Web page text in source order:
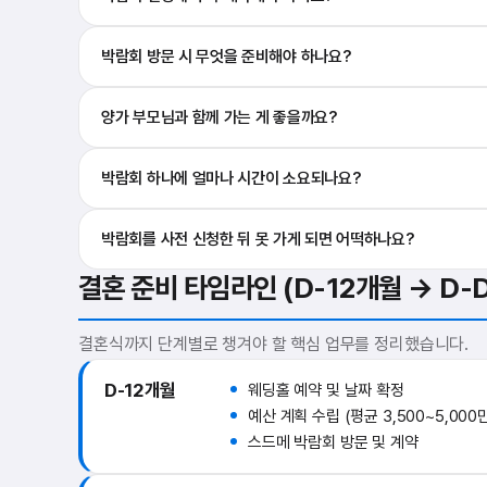
박람회 방문 시 무엇을 준비해야 하나요?
양가 부모님과 함께 가는 게 좋을까요?
박람회 하나에 얼마나 시간이 소요되나요?
박람회를 사전 신청한 뒤 못 가게 되면 어떡하나요?
결혼 준비 타임라인 (D-12개월 → D-
결혼식까지 단계별로 챙겨야 할 핵심 업무를 정리했습니다.
D-12개월
웨딩홀 예약 및 날짜 확정
예산 계획 수립 (평균 3,500~5,000
스드메 박람회 방문 및 계약